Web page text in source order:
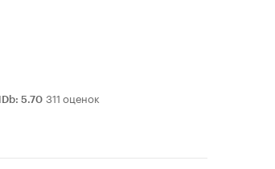
: 5.70 311 оценок